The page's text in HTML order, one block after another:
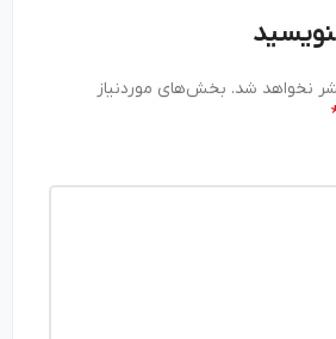
شد. بخش‌های موردنیاز